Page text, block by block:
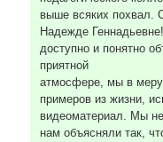
выше всяких похвал.
Надежде
доступно и понятно
приятной
атмосфере, мы в
примеров из жизни,
видеоматериал. Мы
нам объясняли так,